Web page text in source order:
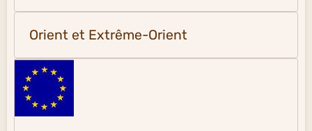
Orient et Extrême-Orient